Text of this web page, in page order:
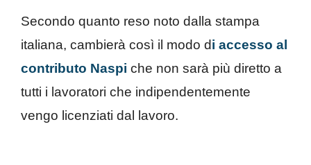
Secondo quanto reso noto dalla stampa
italiana, cambierà così il modo di accesso al
contributo Naspi che non sarà più diretto a
tutti i lavoratori che indipendentemente
vengo licenziati dal lavoro.